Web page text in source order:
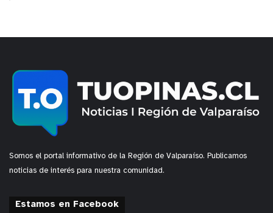
y tú, ¿qué opinas?
Somos el portal informativo de la Región de Valparaíso. Publicamos
noticias de interés para nuestra comunidad.
Estamos en Facebook